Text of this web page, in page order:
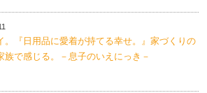
。『日用品に愛着が持てる幸せ。』家づくりの
族で感じる。－息子のいえにっき－